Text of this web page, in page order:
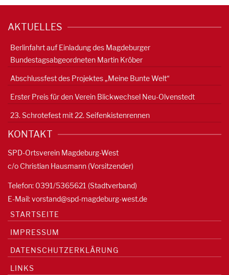
AKTUELLES
Berlinfahrt auf Einladung des Magdeburger
Bundestagsabgeordneten Martin Kröber
Abschlussfest des Projektes „Meine Bunte Welt“
Erster Preis für den Verein Blickwechsel Neu-Olvenstedt
23. Schrotefest mit 22. Seifenkistenrennen
KONTAKT
SPD-Ortsverein Magdeburg-West
c/o Christian Hausmann (Vorsitzender)
Telefon: 0391/5365621 (Stadtverband)
E-Mail:vorstand@spd-magdeburg-west.de
STARTSEITE
IMPRESSUM
DATENSCHUTZERKLÄRUNG
LINKS